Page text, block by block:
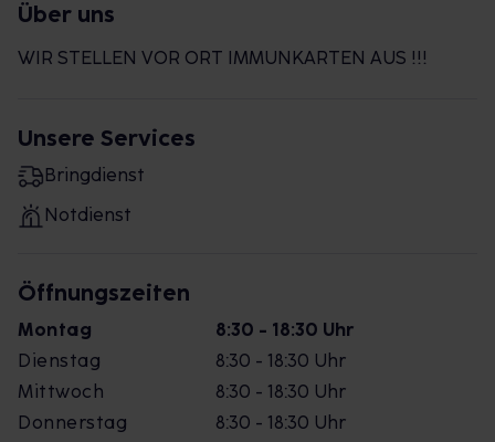
Über uns
WIR STELLEN VOR ORT IMMUNKARTEN AUS !!!
Unsere Services
Bringdienst
Notdienst
Öffnungszeiten
Montag
8:30 - 18:30 Uhr
Dienstag
8:30 - 18:30 Uhr
Mittwoch
8:30 - 18:30 Uhr
Donnerstag
8:30 - 18:30 Uhr